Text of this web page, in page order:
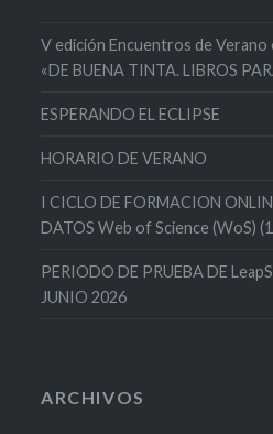
V edición Encuentros de Verano
«DE BUENA TINTA. LIBROS
ESPERANDO EL ECLIPSE
HORARIO DE VERANO
I CICLO DE FORMACION
DATOS Web of Science (WoS)
PERIODO DE PRUEBA DE
JUNIO 2026
ARCHIVOS